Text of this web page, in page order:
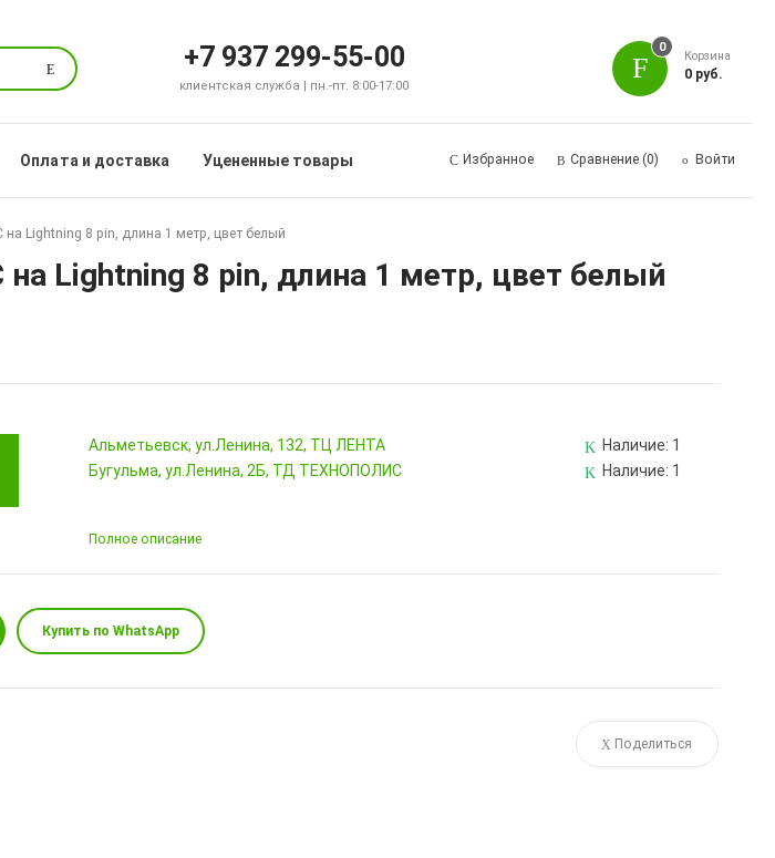
Поиск +7 937 299-55-00
клиентская служба | пн.-пт. 8:00-17:00
0
Корзина
0 руб.
Оплата и доставка Уцененные товары Избранное Сравнение (0) Войти
на Lightning 8 pin, длина 1 метр, цвет белый
на Lightning 8 pin, длина 1 метр, цвет белый
Альметьевск, ул.Ленина, 132, ТЦ ЛЕНТА Наличие: 1
Бугульма, ул.Ленина, 2Б, ТД ТЕХНОПОЛИС
Наличие: 1
Полное описание
Купить по WhatsApp
Поделиться